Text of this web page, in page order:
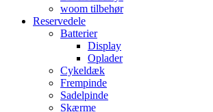
woom tilbehør
Reservedele
Batterier
Display
Oplader
Cykeldæk
Frempinde
Sadelpinde
Skærme